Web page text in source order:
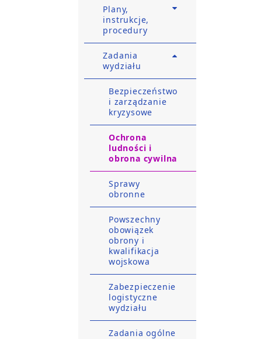
Plany,
instrukcje,
procedury
Zadania
wydziału
Bezpieczeństwo
i zarządzanie
kryzysowe
Ochrona
ludności i
obrona cywilna
Sprawy
obronne
Powszechny
obowiązek
obrony i
kwalifikacja
wojskowa
Zabezpieczenie
logistyczne
wydziału
Zadania ogólne